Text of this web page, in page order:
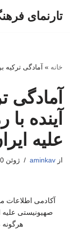
تارنمای
خانه » آمادگی ترکیه
آمادگی
آینده
علیه
از aminkav ژوئن 30, 2026
آکادمی اطلاعات
صهیونیستی علیه
هرگونه